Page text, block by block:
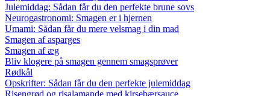
Julemiddag: Sådan får du den perfekte brune sovs
Neurogastronomi: Smagen er i hjernen
Umami: Sådan får du mere velsmag i din mad
Smagen af asparges
Smagen af æg
Bliv klogere på smagen gennem smagsprøver
Rødkål
Opskrifter: Sådan får du den perfekte julemiddag